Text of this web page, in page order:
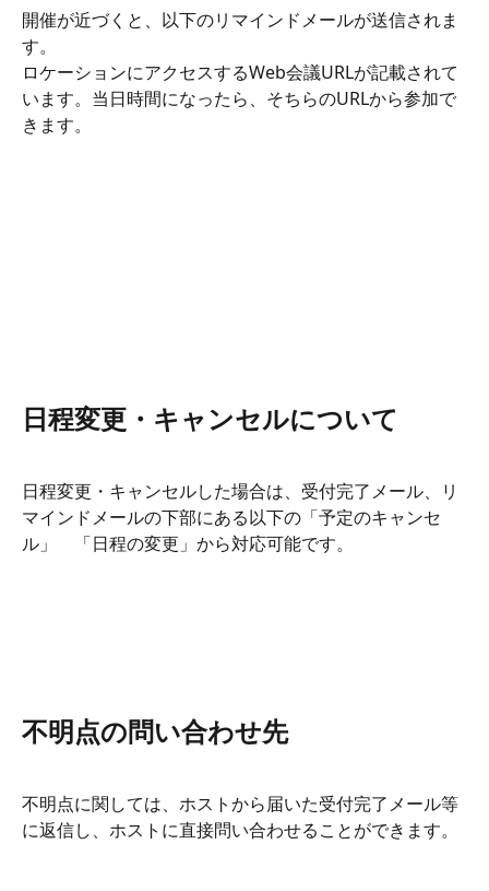
開催が近づくと、以下のリマインドメールが送信されま
す。
ロケーションにアクセスするWeb会議URLが記載されて
います。当日時間になったら、そちらのURLから参加で
きます。
日程変更・キャンセルについて
日程変更・キャンセルした場合は、受付完了メール、リ
マインドメールの下部にある以下の「予定のキャンセ
ル」　「日程の変更」から対応可能です。
不明点の問い合わせ先
不明点に関しては、ホストから届いた受付完了メール等
に返信し、ホストに直接問い合わせることができます。